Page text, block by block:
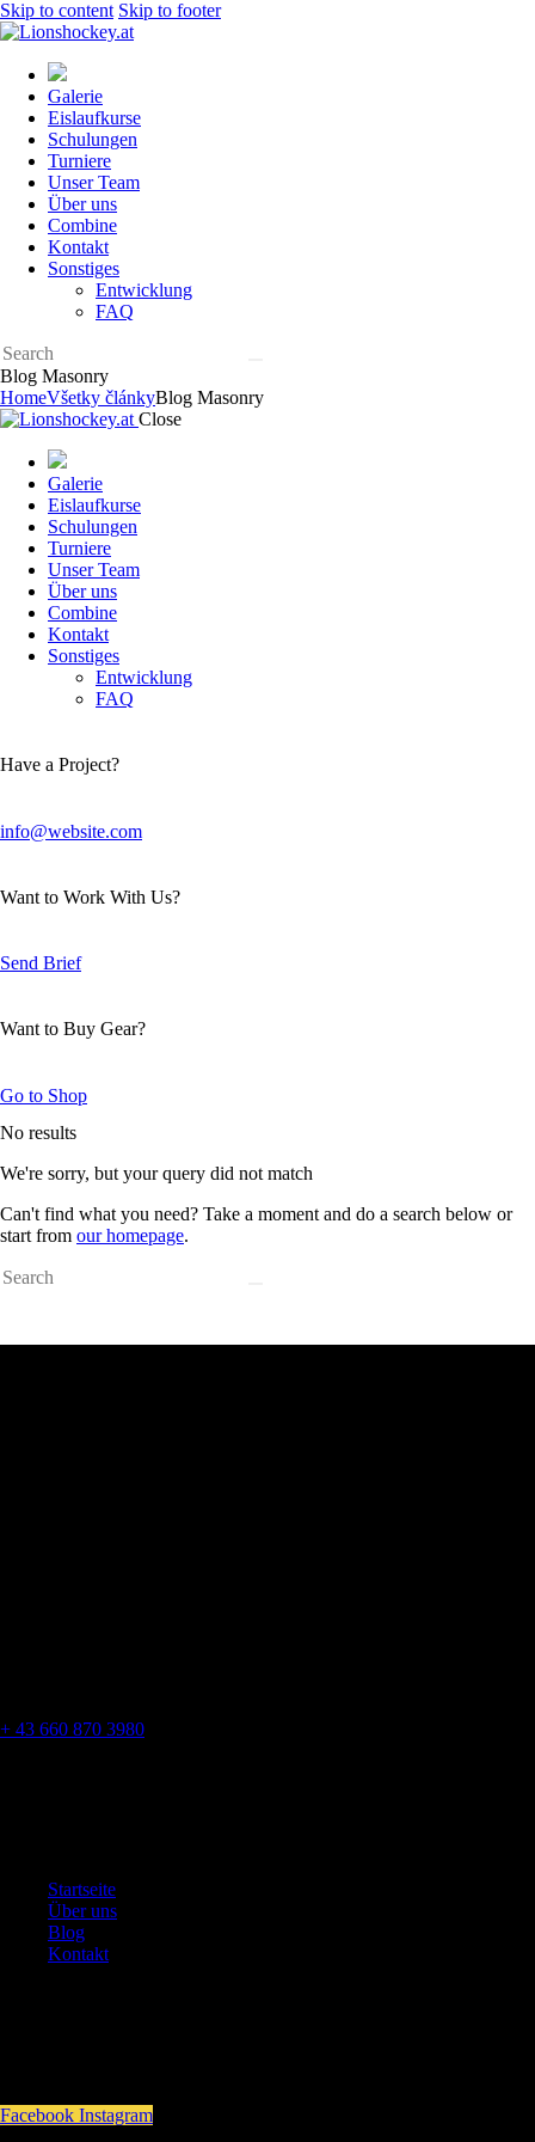
Skip to content Skip to footer
Galerie
Eislaufkurse
Schulungen
Turniere
Unser Team
Über uns
Combine
Kontakt
Sonstiges
Entwicklung
FAQ
Blog Masonry
HomeVšetky článkyBlog Masonry
Close
Galerie
Eislaufkurse
Schulungen
Turniere
Unser Team
Über uns
Combine
Kontakt
Sonstiges
Entwicklung
FAQ
Have a Project?
info@website.com
Want to Work With Us?
Send Brief
Want to Buy Gear?
Go to Shop
No results
We're sorry, but your query did not match
Can't find what you need? Take a moment and do a search below or
start from our homepage.
+ 43 660 870 3980
Startseite
Über uns
Blog
Kontakt
Facebook Instagram